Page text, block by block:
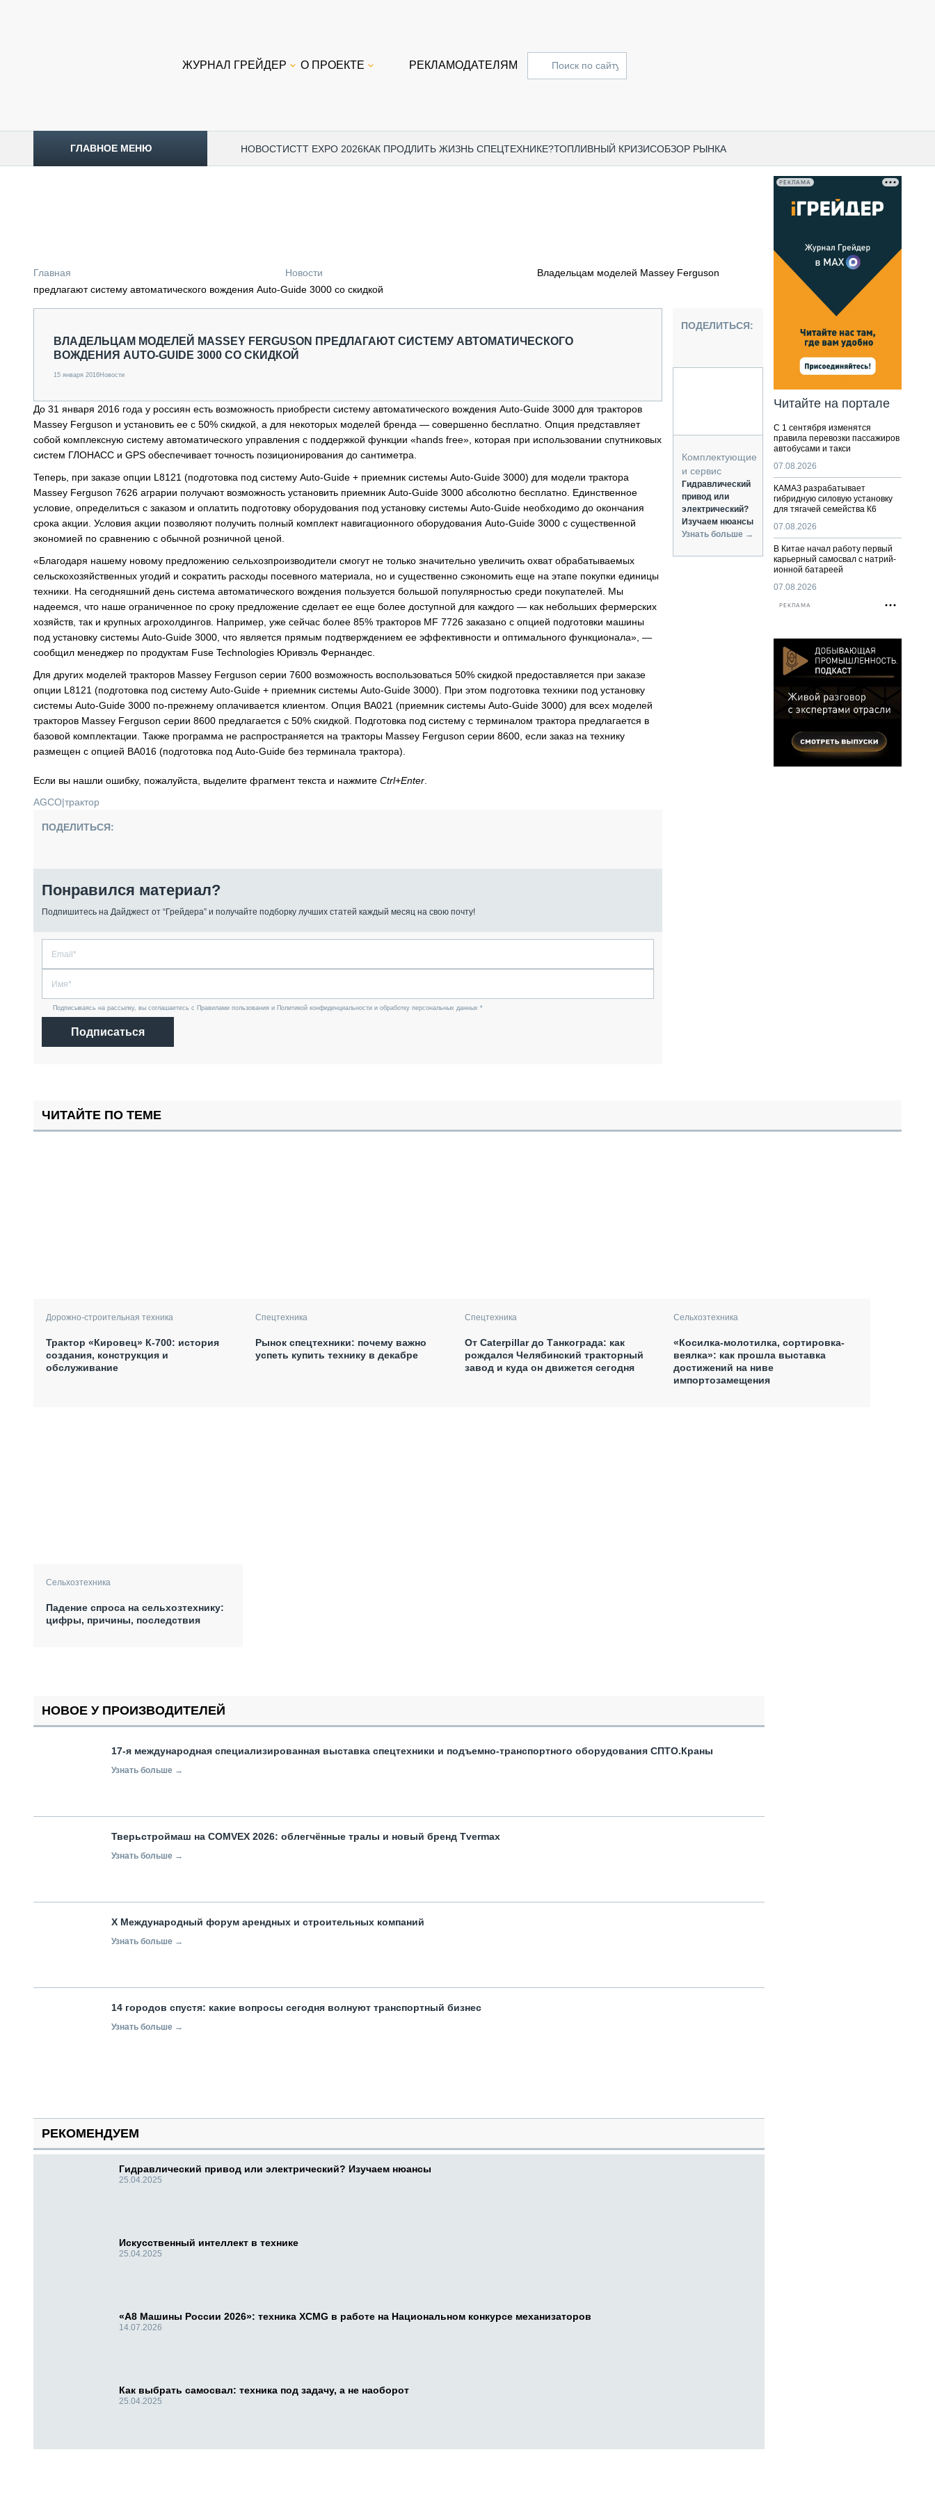
ЖУРНАЛ ГРЕЙДЕР О ПРОЕКТЕ РЕКЛАМОДАТЕЛЯМ
ГЛАВНОЕ МЕНЮ НОВОСТИCTT EXPO 2026КАК ПРОДЛИТЬ ЖИЗНЬ СПЕЦТЕХНИКЕ?ТОПЛИВНЫЙ КРИЗИСОБЗОР РЫНКА
ОБЗОР РЫНКА
ГРУЗОПЕРЕВОЗКИ
ФИНАНСЫ, ЛИЗИНГ, СТРАХОВАНИЕ
ТЕХНИКА КРУПНЫМ ПЛАНОМ
ТЕХНОЛОГИИ
ДОРОЖНАЯ ИНДУСТРИЯ
СЕРВИСМЕНЫ
МЕРОПРИЯТИЯ
ПОДЪЁМНАЯ ТЕХНИКА
ПАССАЖИРСКИЙ ТРАНСПОРТ
ЛОГИСТИКА И СКЛАД
АВТОМАТИЗАЦИЯ И ТЕХНОЛОГИИ
Главная Новости
Владельцам моделей Massey Ferguson
предлагают систему автоматического вождения Auto-Guide 3000 со скидкой
ВЛАДЕЛЬЦАМ МОДЕЛЕЙ MASSEY FERGUSON ПРЕДЛАГАЮТ СИСТЕМУ АВТОМАТИЧЕСКОГО
ВОЖДЕНИЯ AUTO-GUIDE 3000 СО СКИДКОЙ
15 января 2016Новости
До 31 января 2016 года у россиян есть возможность приобрести систему автоматического вождения Auto-Guide 3000 для тракторов
Massey Ferguson и установить ее с 50% скидкой, а для некоторых моделей бренда — совершенно бесплатно. Опция представляет
собой комплексную систему автоматического управления с поддержкой функции «hands free», которая при использовании спутниковых
систем ГЛОНАСС и GPS обеспечивает точность позиционирования до сантиметра.
Теперь, при заказе опции L8121 (подготовка под систему Auto-Guide + приемник системы Auto-Guide 3000) для модели трактора
Massey Ferguson 7626 аграрии получают возможность установить приемник Auto-Guide 3000 абсолютно бесплатно. Единственное
условие, определиться с заказом и оплатить подготовку оборудования под установку системы Auto-Guide необходимо до окончания
срока акции. Условия акции позволяют получить полный комплект навигационного оборудования Auto-Guide 3000 с существенной
экономией по сравнению с обычной розничной ценой.
«Благодаря нашему новому предложению сельхозпроизводители смогут не только значительно увеличить охват обрабатываемых
сельскохозяйственных угодий и сократить расходы посевного материала, но и существенно сэкономить еще на этапе покупки единицы
техники. На сегодняшний день система автоматического вождения пользуется большой популярностью среди покупателей. Мы
надеемся, что наше ограниченное по сроку предложение сделает ее еще более доступной для каждого — как небольших фермерских
хозяйств, так и крупных агрохолдингов. Например, уже сейчас более 85% тракторов MF 7726 заказано с опцией подготовки машины
под установку системы Auto-Guide 3000, что является прямым подтверждением ее эффективности и оптимального функционала», —
сообщил менеджер по продуктам Fuse Technologies Юривэль Фернандес.
Для других моделей тракторов Massey Ferguson серии 7600 возможность воспользоваться 50% скидкой предоставляется при заказе
опции L8121 (подготовка под систему Auto-Guide + приемник системы Auto-Guide 3000). При этом подготовка техники под установку
системы Auto-Guide 3000 по‑прежнему оплачивается клиентом. Опция BA021 (приемник системы Auto-Guide 3000) для всех моделей
тракторов Massey Ferguson серии 8600 предлагается с 50% скидкой. Подготовка под систему с терминалом трактора предлагается в
базовой комплектации. Также программа не распространяется на тракторы Massey Ferguson серии 8600, если заказ на технику
размещен с опцией BA016 (подготовка под Auto-Guide без терминала трактора).
Если вы нашли ошибку, пожалуйста, выделите фрагмент текста и нажмите Ctrl+Enter
AGCO|трактор
ПОДЕЛИТЬСЯ:
Понравился материал?
Подпишитесь на Дайджест от “Грейдера” и получайте подборку лучших статей каждый месяц на свою почту!
Подписываясь на рассылку, вы соглашаетесь с Правилами пользования и Политикой конфиденциальности и обработку персональных данных *
Подписаться
ПОДЕЛИТЬСЯ:
Комплектующие
и сервис
Гидравлический
привод или
электрический?
Изучаем нюансы
Узнать больше →
РЕКЛАМА
Читайте на портале
С 1 сентября изменятся
правила перевозки пассажиров
автобусами и такси
07.08.2026
КАМАЗ разрабатывает
гибридную силовую установку
для тягачей семейства К6
07.08.2026
В Китае начал работу первый
карьерный самосвал с натрий-
ионной батареей
07.08.2026
РЕКЛАМА
ЧИТАЙТЕ ПО ТЕМЕ
Дорожно-строительная техника
Трактор «Кировец» К-700: история
создания, конструкция и
обслуживание
Спецтехника
Рынок спецтехники: почему важно
успеть купить технику в декабре
Спецтехника
От Caterpillar до Танкограда: как
рождался Челябинский тракторный
завод и куда он движется сегодня
Сельхозтехника
«Косилка-молотилка, сортировка-
веялка»: как прошла выставка
достижений на ниве
импортозамещения
Сельхозтехника
Падение спроса на сельхозтехнику:
цифры, причины, последствия
НОВОЕ У ПРОИЗВОДИТЕЛЕЙ
17-я международная специализированная выставка спецтехники и подъемно-транспортного оборудования СПТО.Краны
Узнать больше →
Тверьстроймаш на COMVEX 2026: облегчённые тралы и новый бренд Tvermax
Узнать больше →
X Международный форум арендных и строительных компаний
Узнать больше →
14 городов спустя: какие вопросы сегодня волнуют транспортный бизнес
Узнать больше →
РЕКОМЕНДУЕМ
Гидравлический привод или электрический? Изучаем нюансы
25.04.2025
Искусственный интеллект в технике
25.04.2025
«А8 Машины России 2026»: техника XCMG в работе на Национальном конкурсе механизаторов
14.07.2026
Как выбрать самосвал: техника под задачу, а не наоборот
25.04.2025